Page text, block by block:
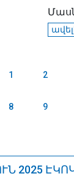
1 2
8 9
2025